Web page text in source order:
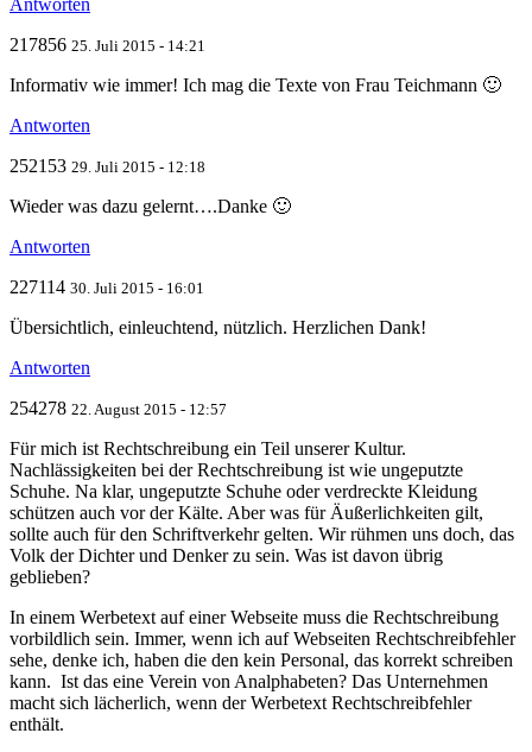
217856 25. Juli 2015 - 14:21
Informativ wie immer! Ich mag die Texte von Frau Teichmann 🙂
Antworten
252153 29. Juli 2015 - 12:18
Wieder was dazu gelernt….Danke 🙂
Antworten
227114 30. Juli 2015 - 16:01
Übersichtlich, einleuchtend, nützlich. Herzlichen Dank!
Antworten
254278 22. August 2015 - 12:57
Für mich ist Rechtschreibung ein Teil unserer Kultur.
Nachlässigkeiten bei der Rechtschreibung ist wie ungeputzte
Schuhe. Na klar, ungeputzte Schuhe oder verdreckte Kleidung
schützen auch vor der Kälte. Aber was für Äußerlichkeiten gilt,
sollte auch für den Schriftverkehr gelten. Wir rühmen uns doch, das
Volk der Dichter und Denker zu sein. Was ist davon übrig
geblieben?
In einem Werbetext auf einer Webseite muss die Rechtschreibung
vorbildlich sein. Immer, wenn ich auf Webseiten Rechtschreibfehler
sehe, denke ich, haben die den kein Personal, das korrekt schreiben
kann. Ist das eine Verein von Analphabeten? Das Unternehmen
macht sich lächerlich, wenn der Werbetext Rechtschreibfehler
enthält.